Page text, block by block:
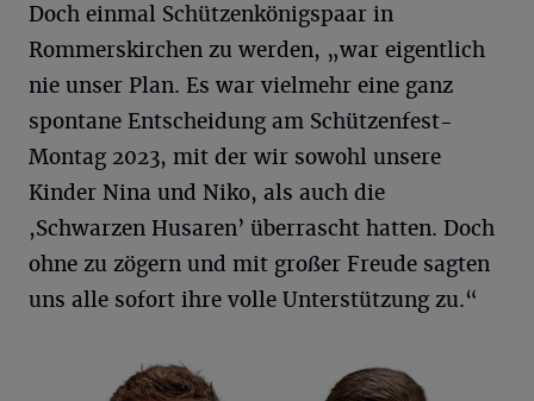
Doch einmal Schützenkönigspaar in
Rommerskirchen zu werden, „war eigentlich
nie unser Plan. Es war vielmehr eine ganz
spontane Entscheidung am Schützenfest-
Montag 2023, mit der wir sowohl unsere
Kinder Nina und Niko, als auch die
,Schwarzen Husaren’ überrascht hatten. Doch
ohne zu zögern und mit großer Freude sagten
uns alle sofort ihre volle Unterstützung zu.“